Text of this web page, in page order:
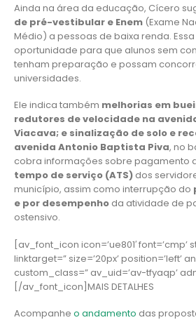
Ainda na área da educação, Cícero
de pré-vestibular e Enem (Exame
Médio) a pessoas de baixa renda.
oportunidade para que alunos sem
tenham preparação e possam
universidades.
Ele indica também melhorias em
redutores de velocidade na
Viacava; e sinalização de solo e
avenida Antonio Baptista Piva, no
cobra informações sobre pagamento
tempo de serviço (ATS) dos
município, assim como interrupção do
e por desempenho da atividade de
ostensivo.
[av_font_icon icon=’ue801′ font=’cmp’
linktarget=” size=’20px’ position=’left’
custom_class=” av_uid=’av-tfyaqp’
[/av_font_icon]MAIS DETALHES
Acompanhe o andamento das